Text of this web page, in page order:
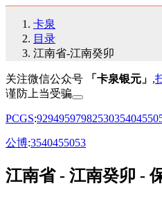
卡泉
目录
江南省-江南癸卯
关注微信公众号 「卡泉银元」 ,
谨防上当受骗
PCGS:9294959798253035404550
公博:3540455053
江南省 - 江南癸卯 -